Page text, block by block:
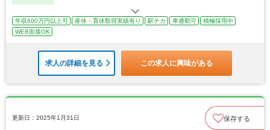
年収600万円以上可 産休・育休取得実績有り 駅チカ 車通勤可
積極採用中
WEB面接OK
求人の詳細を見る この求人に興味がある
更新日：2025年1月31日 保存する